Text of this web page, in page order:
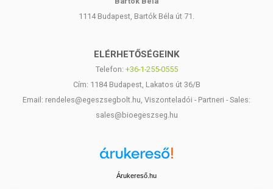
1114 Budapest, Bartók Béla út 71.
ELÉRHETŐSÉGEINK
Telefon: +36-1-255-0555
Cím: 1184 Budapest, Lakatos út 36/B
Email: rendeles@egeszsegbolt.hu, Viszonteladói - Partneri - Sales:
sales@bioegeszseg.hu
Árukereső.hu